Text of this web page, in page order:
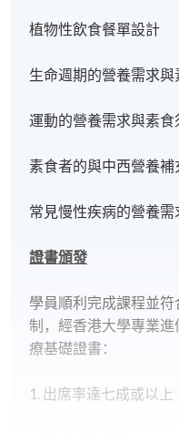
植物性飲食餐單設計
生命週期的營養需求與
運動的營養需求與素食
素食者的與中西營養補
常見慢性疾病的營養
證書頒發
學員順利完成課程並
制，經香港大學專業
療基礎證書：
1. 出席率達七成或以上